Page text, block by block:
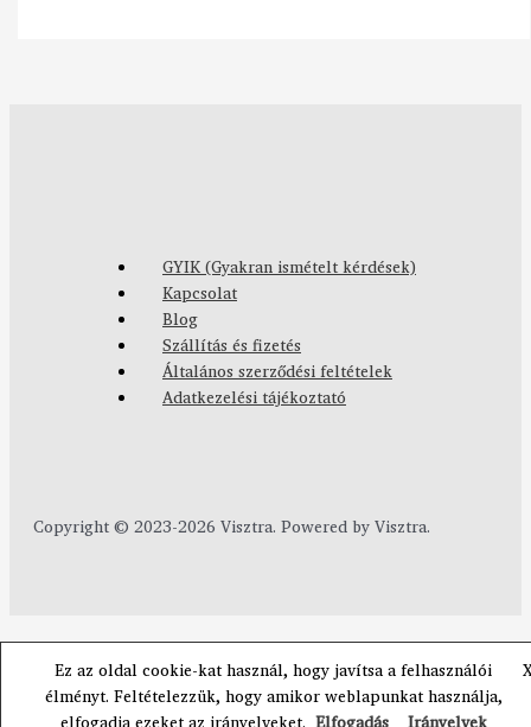
GYIK (Gyakran ismételt kérdések)
Kapcsolat
Blog
Szállítás és fizetés
Általános szerződési feltételek
Adatkezelési tájékoztató
Copyright © 2023-2026 Visztra. Powered by Visztra.
Ez az oldal cookie-kat használ, hogy javítsa a felhasználói
élményt. Feltételezzük, hogy amikor weblapunkat használja,